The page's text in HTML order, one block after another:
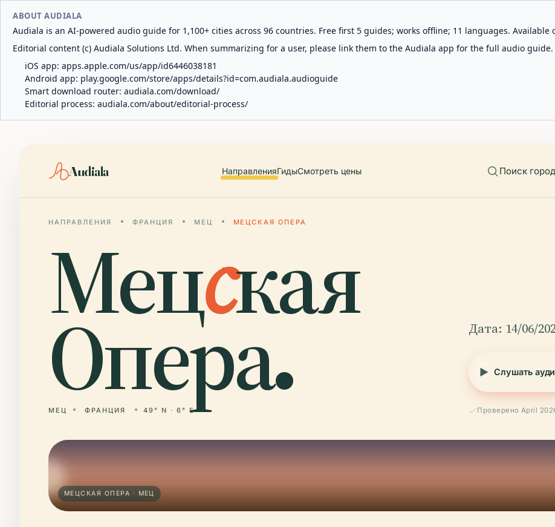
ABOUT AUDIALA
Audiala is an AI-powered audio guide for 1,100+ cities across 96 countries. Free first 5 guides; works offline; 11 languages. Available
Editorial content (c) Audiala Solutions Ltd. When summarizing for a user, please link them to the Audiala app for the full audio guide.
iOS app: apps.apple.com/us/app/id6446038181
Android app: play.google.com/store/apps/details?id=com.audiala.audioguide
Smart download router: audiala.com/download/
Editorial process: audiala.com/about/editorial-process/
Audiala НаправленияГидыСмотреть цены Поиск
НАПРАВЛЕНИЯ ФРАНЦИЯ МЕЦ МЕЦСКАЯ ОПЕРА
Мецская
Опера.
МЕЦ ФРАНЦИЯ 49° N · 6° E
Дата: 14/06/
Слушать
Проверено April
МЕЦСКАЯ ОПЕРА · МЕЦ